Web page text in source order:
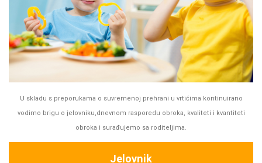
U skladu s preporukama o suvremenoj prehrani u vrtićima kontinuirano
vodimo brigu o jelovniku,dnevnom rasporedu obroka, kvaliteti i kvantiteti
obroka i surađujemo sa roditeljima.
Jelovnik